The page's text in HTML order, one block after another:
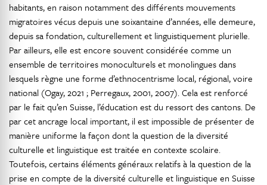
habitants, en raison notamment des différents mouvements
migratoires vécus depuis une soixantaine d’années, elle demeure,
depuis sa fondation, culturellement et linguistiquement plurielle.
Par ailleurs, elle est encore souvent considérée comme un
ensemble de territoires monoculturels et monolingues dans
lesquels règne une forme d’ethnocentrisme local, régional, voire
national (Ogay, 2021 ; Perregaux, 2001, 2007). Cela est renforcé
par le fait qu’en Suisse, l’éducation est du ressort des cantons. De
par cet ancrage local important, il est impossible de présenter de
manière uniforme la façon dont la question de la diversité
culturelle et linguistique est traitée en contexte scolaire.
Toutefois, certains éléments généraux relatifs à la question de la
prise en compte de la diversité culturelle et linguistique en Suisse